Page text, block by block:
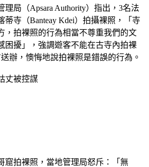
理局（Apsara Authority）指出，3名法
蒂寺（Banteay Kdei）拍攝裸照，「寺
，拍裸照的行為相當不尊重我們的文
困擾」，強調遊客不能在古寺內拍裸
辦，懊悔地說拍裸照是錯誤的行為。
丈被控謀
窟拍裸照，當地管理局怒斥：「無